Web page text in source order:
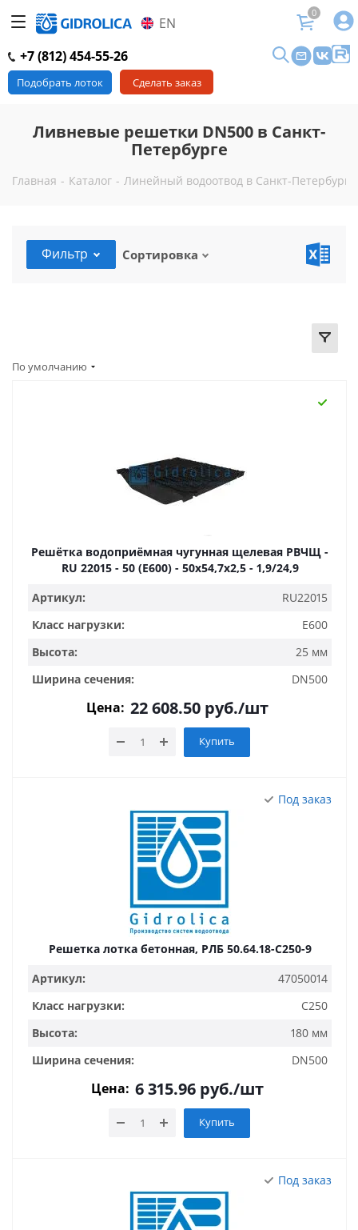
EN
0
+7 (812) 454-55-26
Подобрать лоток Сделать заказ
Ливневые решетки DN500 в Санкт-
Петербурге
Главная - Каталог - Линейный водоотвод в Санкт-Петербурге
Фильтр Сортировка
По умолчанию
Решётка водоприёмная чугунная щелевая РВЧЩ -
RU 22015 - 50 (E600) - 50x54,7x2,5 - 1,9/24,9
Артикул:
RU22015
Класс нагрузки:
E600
Высота:
25 мм
Ширина сечения:
DN500
Цена: 22 608.50руб./шт
Купить
Под заказ
Решетка лотка бетонная, РЛБ 50.64.18-C250-9
Артикул:
47050014
Класс нагрузки:
C250
Высота:
180 мм
Ширина сечения:
DN500
Цена: 6 315.96руб./шт
Купить
Под заказ